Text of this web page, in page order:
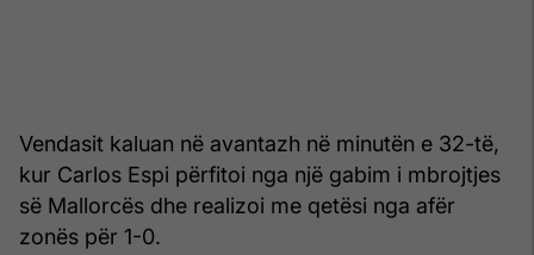
Vendasit kaluan në avantazh në minutën e 32-të,
kur Carlos Espi përfitoi nga një gabim i mbrojtjes
së Mallorcës dhe realizoi me qetësi nga afër
zonës për 1-0.